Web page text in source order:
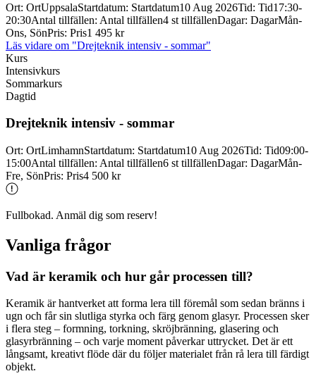
Ort: OrtUppsalaStartdatum: Startdatum10 Aug 2026Tid: Tid17:30-
20:30Antal tillfällen: Antal tillfällen4 st tillfällenDagar: DagarMån-
Ons, SönPris: Pris1 495 kr
Läs vidare om "Drejteknik intensiv - sommar"
Kurs
Intensivkurs
Sommarkurs
Dagtid
Drejteknik intensiv - sommar
Ort: OrtLimhamnStartdatum: Startdatum10 Aug 2026Tid: Tid09:00-
15:00Antal tillfällen: Antal tillfällen6 st tillfällenDagar: DagarMån-
Fre, SönPris: Pris4 500 kr
Fullbokad. Anmäl dig som reserv!
Vanliga frågor
Vad är keramik och hur går processen till?
Keramik är hantverket att forma lera till föremål som sedan bränns i
ugn och får sin slutliga styrka och färg genom glasyr. Processen sker
i flera steg – formning, torkning, skröjbränning, glasering och
glasyrbränning – och varje moment påverkar uttrycket. Det är ett
långsamt, kreativt flöde där du följer materialet från rå lera till färdigt
objekt.